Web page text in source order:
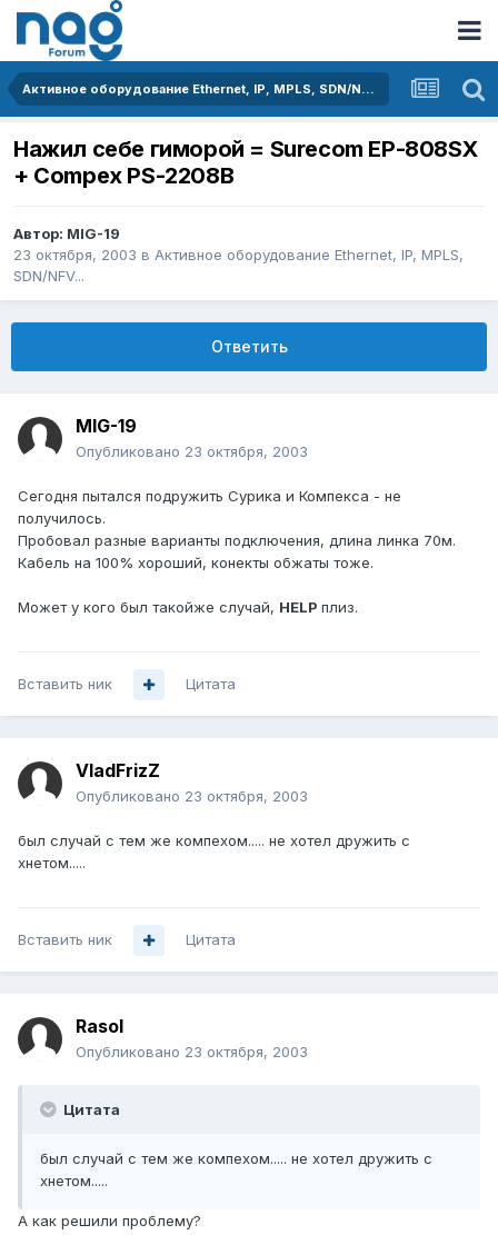
Активное оборудование Ethernet, IP, MPLS, SDN/NFV...
Нажил себе гиморой = Surecom EP-808SX
+ Compex PS-2208B
Автор: MIG-19
23 октября, 2003 в Активное оборудование Ethernet, IP, MPLS,
SDN/NFV...
Ответить
MIG-19
Опубликовано 23 октября, 2003
Сегодня пытался подружить Сурика и Компекса - не
получилось.
Пробовал разные варианты подключения, длина линка 70м.
Кабель на 100% хороший, конекты обжаты тоже.
Может у кого был такойже случай, HELP плиз.
Вставить ник Цитата
VladFrizZ
Опубликовано 23 октября, 2003
был случай с тем же компехом..... не хотел дружить с
хнетом.....
Вставить ник Цитата
Rasol
Опубликовано 23 октября, 2003
Цитата
был случай с тем же компехом..... не хотел дружить с
хнетом.....
А как решили проблему?